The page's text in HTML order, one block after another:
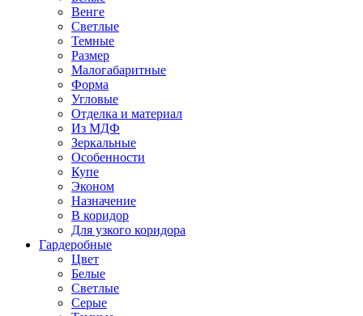
Венге
Светлые
Темные
Размер
Малогабаритные
Форма
Угловые
Отделка и материал
Из МДФ
Зеркальные
Особенности
Купе
Эконом
Назначение
В коридор
Для узкого коридора
Гардеробные
Цвет
Белые
Светлые
Серые